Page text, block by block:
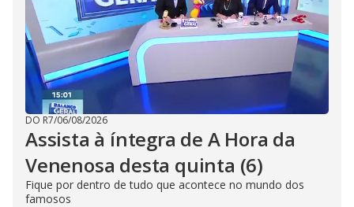
DO R7/06/08/2026
Assista à íntegra de A Hora da
Venenosa desta quinta (6)
Fique por dentro de tudo que acontece no mundo dos
famosos